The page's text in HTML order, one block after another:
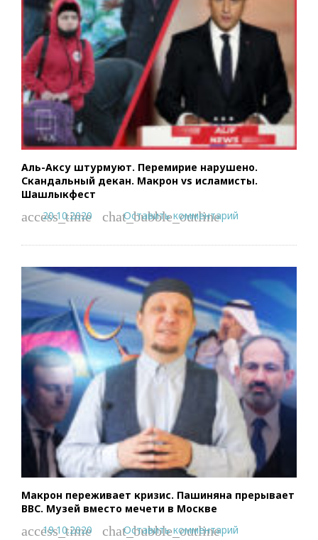
Аль-Аксу штурмуют. Перемирие нарушено.
Скандальный декан. Макрон vs исламисты.
Шашлыкфест
access_time
20.10.2020 chat_bubble_outline
Оставить комментарий
Макрон переживает кризис. Пашиняна прерывает
BBC. Музей вместо мечети в Москве
access_time
19.10.2020 chat_bubble_outline
Оставить комментарий